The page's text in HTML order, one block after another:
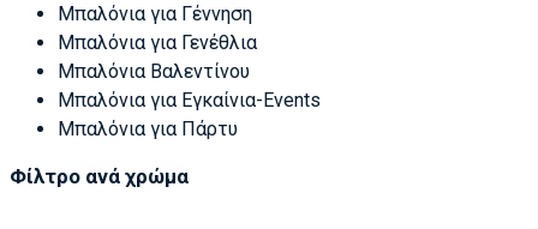
Μπαλόνια για Γέννηση
Μπαλόνια για Γενέθλια
Μπαλόνια Βαλεντίνου
Μπαλόνια για Εγκαίνια-Events
Μπαλόνια για Πάρτυ
Φίλτρο ανά χρώμα